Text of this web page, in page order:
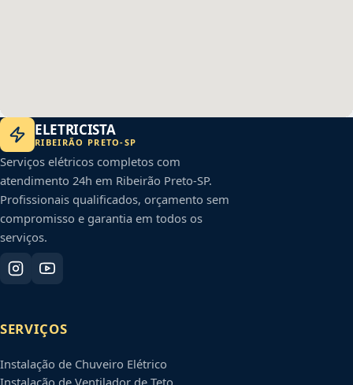
ELETRICISTA
RIBEIRÃO PRETO-SP
Serviços elétricos completos com
atendimento 24h em Ribeirão Preto-SP.
Profissionais qualificados, orçamento sem
compromisso e garantia em todos os
serviços.
SERVIÇOS
Instalação de Chuveiro Elétrico
Instalação de Ventilador de Teto